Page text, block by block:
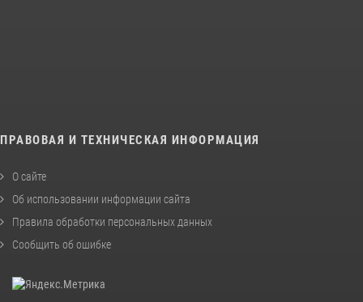
ПРАВОВАЯ И ТЕХНИЧЕСКАЯ ИНФОРМАЦИЯ
О сайте
Об использовании информации сайта
Правила обработки персональных данных
Сообщить об ошибке